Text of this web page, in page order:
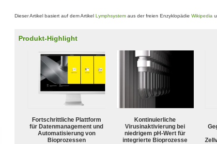
Dieser Artikel basiert auf dem Artikel Lymphsystem aus der freien Enzyklopädie Wikipedia
Produkt-Highlight
Fortschrittliche Plattform
für Datenmanagement und
Automatisierung von
Bioprozessen
Kontinuierliche
Virusinaktivierung bei
niedrigem pH-Wert für
integrierte Bioprozesse